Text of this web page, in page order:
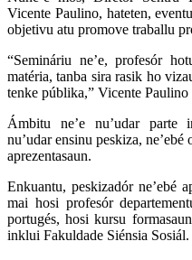
Vicente Paulino, hateten,
objetivu atu promove traballu
“Semináriu ne’e, profesór
matéria, tanba sira rasik ho
tenke públika,” Vicente Paulino
Ámbitu ne’e nu’udar parte
nu’udar ensinu peskiza,
aprezentasaun.
Enkuantu, peskizadór ne’ebé
mai hosi profesór
portugés, hosi kursu
inklui Fakuldade Siénsia Sosiál.